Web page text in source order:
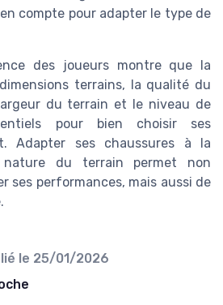
compte pour adapter le type de
des joueurs montre que la
terrains, la qualité du
du terrain et le niveau de
pour bien choisir ses
Adapter ses chaussures à la
du terrain permet non
ses performances, mais aussi de
le 25/01/2026